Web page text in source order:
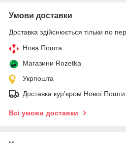
Умови доставки
Доставка здійснюється тільки по
Нова Пошта
Магазини Rozetka
Укрпошта
Доставка кур'єром Нової Пошти
Всі умови доставки